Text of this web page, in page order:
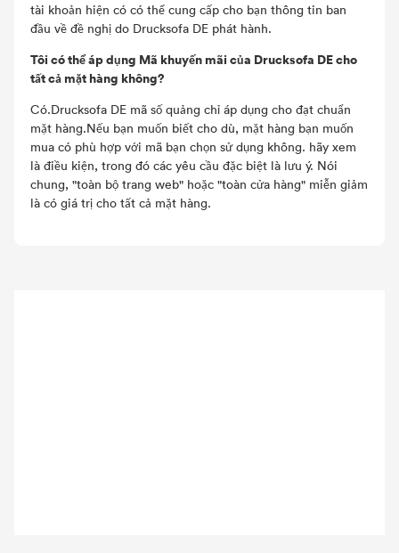
tài khoản hiện có có thể cung cấp cho bạn thông tin ban
đầu về đề nghị do Drucksofa DE phát hành.
Tôi có thể áp dụng Mã khuyến mãi của Drucksofa DE cho
tất cả mặt hàng không?
Có.Drucksofa DE mã số quảng chỉ áp dụng cho đạt chuẩn
mặt hàng.Nếu bạn muốn biết cho dù, mặt hàng bạn muốn
mua có phù hợp với mã bạn chọn sử dụng không. hãy xem
là điều kiện, trong đó các yêu cầu đặc biệt là lưu ý. Nói
chung, "toàn bộ trang web" hoặc "toàn cửa hàng" miễn giảm
là có giá trị cho tất cả mặt hàng.